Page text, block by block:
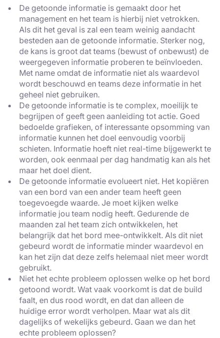
De getoonde informatie is gemaakt door het
management en het team is hierbij niet vetrokken.
Als dit het geval is zal een team weinig aandacht
besteden aan de getoonde informatie. Sterker nog,
de kans is groot dat teams (bewust of onbewust) de
weergegeven informatie proberen te beïnvloeden.
Met name omdat de informatie niet als waardevol
wordt beschouwd en teams deze informatie in het
geheel niet gebruiken.
De getoonde informatie is te complex, moeilijk te
begrijpen of geeft geen aanleiding tot actie. Goed
bedoelde grafieken, of interessante opsomming van
informatie kunnen het doel eenvoudig voorbij
schieten. Informatie hoeft niet real-time bijgewerkt te
worden, ook eenmaal per dag handmatig kan als het
maar het doel dient.
De getoonde informatie evolueert niet. Het kopiëren
van een bord van een ander team heeft geen
toegevoegde waarde. Je moet kijken welke
informatie jou team nodig heeft. Gedurende de
maanden zal het team zich ontwikkelen, het
belangrijk dat het bord mee-ontwikkelt. Als dit niet
gebeurd wordt de informatie minder waardevol en
kan het zijn dat deze zelfs helemaal niet meer wordt
gebruikt.
Niet het echte probleem oplossen welke op het bord
getoond wordt. Wat vaak voorkomt is dat de build
faalt, en dus rood wordt, en dat dan alleen de
huidige error wordt verholpen. Maar wat als dit
dagelijks of wekelijks gebeurd. Gaan we dan het
echte probleem oplossen?
×
Deze website maakt gebruik
van cookies.
We gebruiken cookies om inhoud en